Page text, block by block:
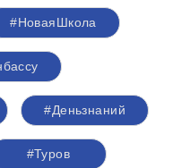
#НоваяШкола
#Деньзнаний
#Туров